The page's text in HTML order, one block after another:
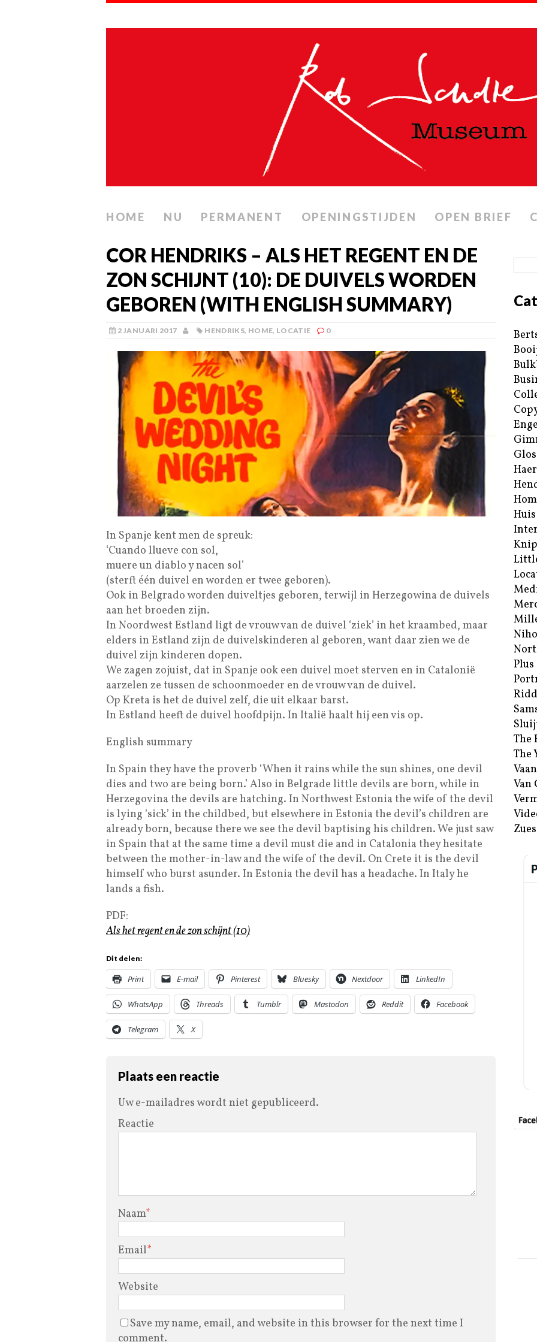
HOME NU PERMANENT OPENINGSTIJDEN OPEN BRIEF
COR HENDRIKS – ALS HET REGENT EN DE
ZON SCHIJNT (10): DE DUIVELS WORDEN
GEBOREN (WITH ENGLISH SUMMARY)
2 JANUARI 2017 HENDRIKS, HOME, LOCATIE 0
In Spanje kent men de spreuk:
‘Cuando llueve con sol,
muere un diablo y nacen sol’
(sterft één duivel en worden er twee geboren).
Ook in Belgrado worden duiveltjes geboren, terwijl in Herzegowina de duivels
aan het broeden zijn.
In Noordwest Estland ligt de vrouw van de duivel ‘ziek’ in het kraambed, maar
elders in Estland zijn de duivelskinderen al geboren, want daar zien we de
duivel zijn kinderen dopen.
We zagen zojuist, dat in Spanje ook een duivel moet sterven en in Catalonië
aarzelen ze tussen de schoonmoeder en de vrouw van de duivel.
Op Kreta is het de duivel zelf, die uit elkaar barst.
In Estland heeft de duivel hoofdpijn. In Italië haalt hij een vis op.
English summary
In Spain they have the proverb ‘When it rains while the sun shines, one devil
dies and two are being born.’ Also in Belgrade little devils are born, while in
Herzegovina the devils are hatching. In Northwest Estonia the wife of the devil
is lying ‘sick’ in the childbed, but elsewhere in Estonia the devil’s children are
already born, because there we see the devil baptising his children. We just saw
in Spain that at the same time a devil must die and in Catalonia they hesitate
between the mother-in-law and the wife of the devil. On Crete it is the devil
himself who burst asunder. In Estonia the devil has a headache. In Italy he
lands a fish.
PDF:
Als het regent en de zon schijnt (10)
Dit delen:
Print E-mail Pinterest Bluesky Nextdoor LinkedIn
WhatsApp Threads Tumblr Mastodon Reddit Facebook
Telegram X
Plaats een reactie
Uw e-mailadres wordt niet gepubliceerd.
Reactie
Naam*
Email*
Website
Save my name, email, and website in this browser for the next time I
comment.
Plus
The
The
Van